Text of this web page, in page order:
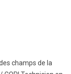
champs de la